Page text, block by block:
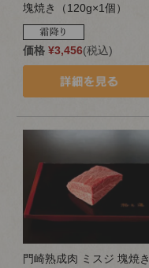
塊焼き（120g×1個）
価格 ¥3,456 税込
門崎熟成肉 ミスジ 塊焼き